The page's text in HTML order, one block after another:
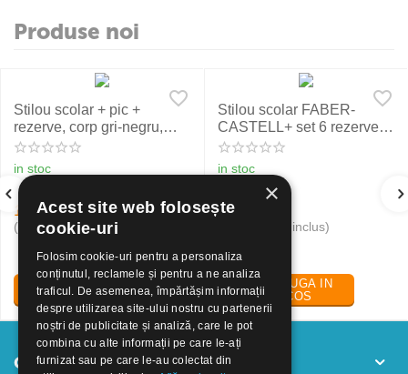
Produse noi
Stilou scolar + pic +
rezerve, corp gri-negru,
NXT Eberhard Faber
in stoc
19 30 Lei
(pret cu TVA inclus)
ADAUGA IN
COS
Stilou scolar FABER-
CASTELL+ set 6 rezerve,
rosu
in stoc
24
(pret cu TVA inclus)
ADAUGA IN
COS
Contul meu
×
Acest site web folosește
cookie-uri
Folosim cookie-uri pentru a personaliza
conținutul, reclamele și pentru a ne analiza
traficul. De asemenea, împărtășim informații
despre utilizarea site-ului nostru cu partenerii
noștri de publicitate și analiză, care le pot
combina cu alte informații pe care le-ați
furnizat sau pe care le-au colectat din